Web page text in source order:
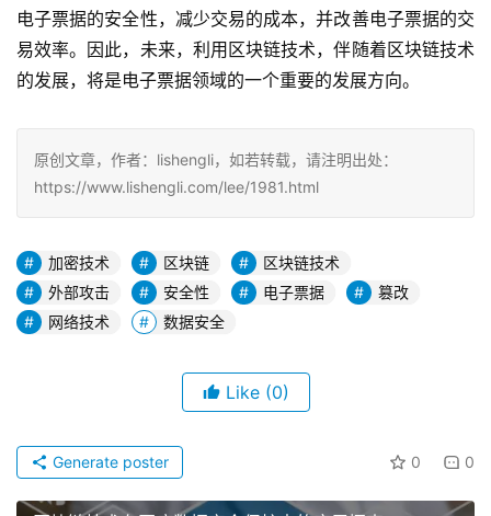
电子票据的安全性，减少交易的成本，并改善电子票据的交
易效率。因此，未来，利用区块链技术，伴随着区块链技术
的发展，将是电子票据领域的一个重要的发展方向。
原创文章，作者：lishengli，如若转载，请注明出处：
https://www.lishengli.com/lee/1981.html
加密技术 区块链
区块链技术
外部攻击
安全性 电子票据
篡改
网络技术
数据安全
Like (0)
0 0
Generate poster